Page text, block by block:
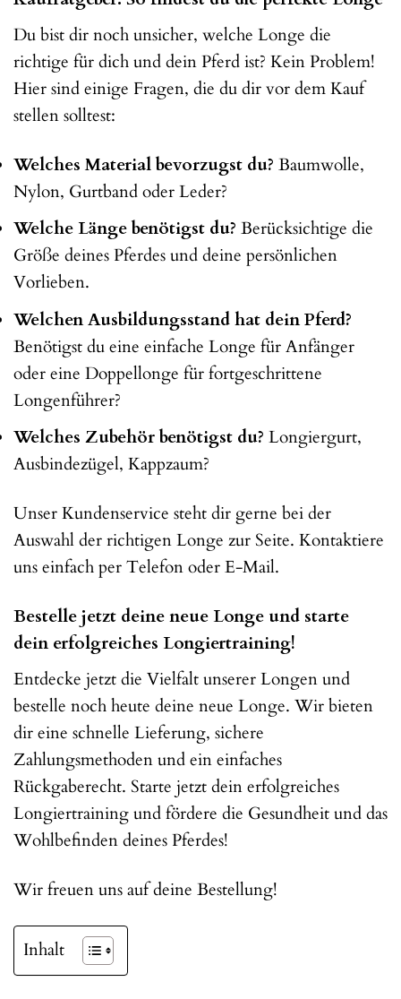
Du bist dir noch unsicher, welche Longe die
richtige für dich und dein Pferd ist? Kein Problem!
Hier sind einige Fragen, die du dir vor dem Kauf
stellen solltest:
Welches Material bevorzugst du? Baumwolle,
Nylon, Gurtband oder Leder?
Welche Länge benötigst du? Berücksichtige die
Größe deines Pferdes und deine persönlichen
Vorlieben.
Welchen Ausbildungsstand hat dein Pferd?
Benötigst du eine einfache Longe für Anfänger
oder eine Doppellonge für fortgeschrittene
Longenführer?
Welches Zubehör benötigst du? Longiergurt,
Ausbindezügel, Kappzaum?
Unser Kundenservice steht dir gerne bei der
Auswahl der richtigen Longe zur Seite. Kontaktiere
uns einfach per Telefon oder E-Mail.
Bestelle jetzt deine neue Longe und starte
dein erfolgreiches Longiertraining!
Entdecke jetzt die Vielfalt unserer Longen und
bestelle noch heute deine neue Longe. Wir bieten
dir eine schnelle Lieferung, sichere
Zahlungsmethoden und ein einfaches
Rückgaberecht. Starte jetzt dein erfolgreiches
Longiertraining und fördere die Gesundheit und das
Wohlbefinden deines Pferdes!
Wir freuen uns auf deine Bestellung!
Inhalt